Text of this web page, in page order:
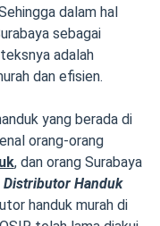
dalam hal
sebagai
adalah
dan efisien.
yang berada di
orang-orang
, dan orang Surabaya
Distributor Handuk
handuk murah di